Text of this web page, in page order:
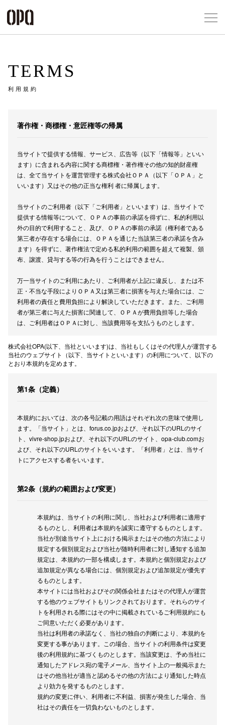
TERMS
利用規約
著作権・商標権・意匠権等の帰属
当サイトで提供する情報、サービス、広告等（以下「情報等」といい
ます）に含まれる内容に関する商標権・著作権その他の知的財産権
は、全て当サイトを運営管理する株式会社ＯＰＡ（以下「ＯＰＡ」と
いいます）又はその他の正当な権利 者に帰属します。
当サイトのご利用者（以下「ご利用者」といいます）は、当サイトで
提供する情報等について、ＯＰＡの事前の承諾を得ずに、私的利用以
外の目的で利用すること、及び、ＯＰＡの事前の承諾（権利者である
第三者が存在する場合には、ＯＰＡを通じた当該第三者の承諾を含み
ます）を得ずに、著作権法で定める私的利用の範囲を超えて複製、頒
布、譲渡、貸与する等の行為を行うことはできません。
万一当サイトのご利用にあたり、ご利用者が上記に違反し、または不
正・不当な手段によりＯＰＡ又は第三者に損害を与えた場合には、ご
利用者の責任と費用負担により解決していただきます。また、ご利用
者が第三者に与えた損害に関連して、ＯＰＡが費用負担等した場合
は、ご利用者はＯＰＡに対し、当該費用等を支払うものとします。
株式会社OPA(以下、当社といいます)は、当社もしくはその代理人が運営する
当社のウェブサイト（以下、当サイトといいます）の利用について、以下の
とおり本規約を定めます。
第1条（定義）
本規約においては、次の各号記載の用語はそれぞれ次の意味で使用し
ます。「当サイト」とは、forus.co.jpおよび、それ以下のURLのサイ
ト、vivre-shop.jpおよび、それ以下のURLのサイト、opa-club.comお
よび、それ以下のURLのサイトをいいます。「利用者」とは、当サイ
トにアクセスする者をいいます。
第2条（規約の範囲および変更）
本規約は、当サイトの利用に関し、当社および利用者に適用す
るものとし、利用者は本規約を誠実に遵守するものとします。
当社が別途当サイト上における掲示またはその他の方法により
規定する個別規定および当社が随時利用者に対し通知する追加
規定は、本規約の一部を構成します。本規約と個別規定および
追加規定が異なる場合には、個別規定および追加規定が優先す
るものとします。
本サイトには当社およびその関係会社またはその代理人が運営
する他のウェブサイトもリンクされております。それらのサイ
トを利用される際にはその中に掲載されているご利用規約にも
ご同意いただく必要があります。
当社は利用者の承諾なく、当社の独自の判断により、本規約を
変更する事があります。この場合、当サイトの利用条件は変更
後の利用規約に基づくものとします。当該変更は、予め当社に
通知したアドレス宛の電子メール、当サイト上の一般掲示また
はその他当社が適当と認めるその他の方法により通知した時点
より効力を発するものとします。
規約の変更に伴い、利用者に不利益、損害が発生した場合、当
社はその責任を一切負わないものとします。
新百合丘
仙台フォ